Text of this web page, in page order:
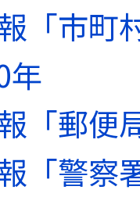
「市町
年
「郵便
「警察